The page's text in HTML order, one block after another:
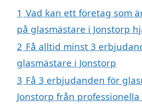
1 Vad kan ett företag som
på glasmästare i Jonstorp
2 Få alltid minst 3
glasmästare i Jonstorp
3 Få 3 erbjudanden för
Jonstorp från